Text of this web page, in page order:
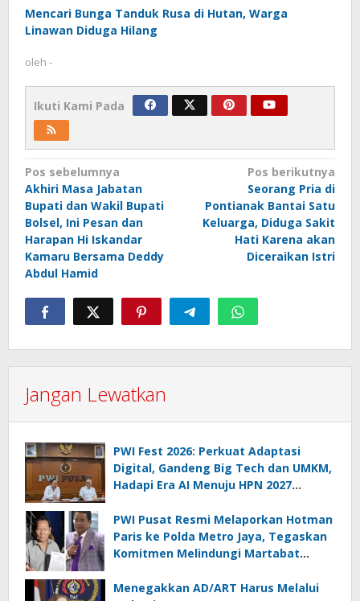
Mencari Bunga Tanduk Rusa di Hutan, Warga
Linawan Diduga Hilang
oleh -
Ikuti Kami Pada
Navigasi
pos
Pos sebelumnya
Akhiri Masa Jabatan
Bupati dan Wakil Bupati
Bolsel, Ini Pesan dan
Harapan Hi Iskandar
Kamaru Bersama Deddy
Abdul Hamid
Pos berikutnya
Seorang Pria di
Pontianak Bantai Satu
Keluarga, Diduga Sakit
Hati Karena akan
Diceraikan Istri
Jangan Lewatkan
PWI Fest 2026: Perkuat Adaptasi
Digital, Gandeng Big Tech dan UMKM,
Hadapi Era AI Menuju HPN 2027
PWI Pusat Resmi Melaporkan Hotman
Paris ke Polda Metro Jaya, Tegaskan
Komitmen Melindungi Martabat
Menegakkan AD/ART Harus Melalui